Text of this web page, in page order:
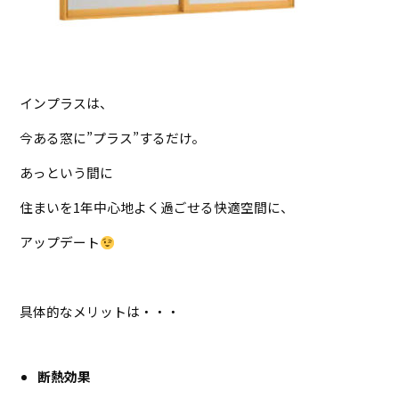
インプラスは、
今ある窓に”プラス”するだけ。
あっという間に
住まいを1年中心地よく過ごせる快適空間に、
アップデート
具体的なメリットは・・・
断熱効果